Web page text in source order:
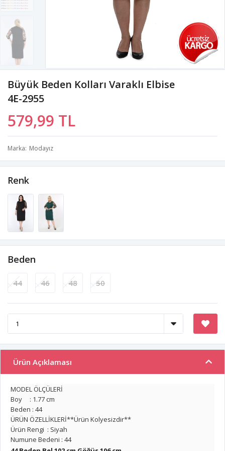
Büyük Beden Kolları Varaklı Elbise
4E-2955
579,99 TL
Marka Modayız
Renk
Beden
44 46 48 50
Ürün Açıklaması
MODEL ÖLÇÜLERİ
Boy : 1.77 cm
Beden : 44
ÜRÜN ÖZELLİKLERİ**Ürün Kolyesizdir**
Ürün Rengi : Siyah
Numune Bedeni : 44